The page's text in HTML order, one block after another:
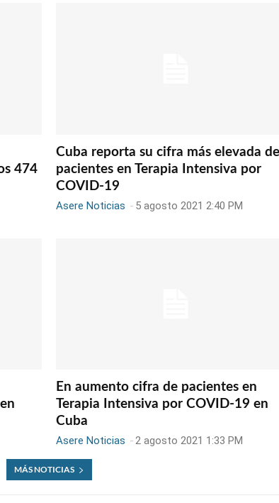
474
Cuba reporta su cifra más elevada de
pacientes en Terapia Intensiva por
COVID-19
Asere Noticias - 5 agosto 2021 2:40 PM
En aumento cifra de pacientes en
Terapia Intensiva por COVID-19 en
Cuba
Asere Noticias -2 agosto 2021 1:33 PM
MÁS NOTICIAS